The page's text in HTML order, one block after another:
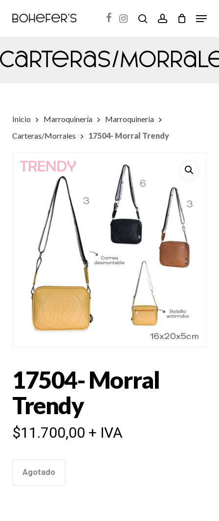
content
search accountMenu
Inicio Marroquinería
Marroquineria
Carteras/Morrales
17504- Morral Trendy
Carteras/
17504- Morral
Trendy
$11.700,00 + IVA
Agotado